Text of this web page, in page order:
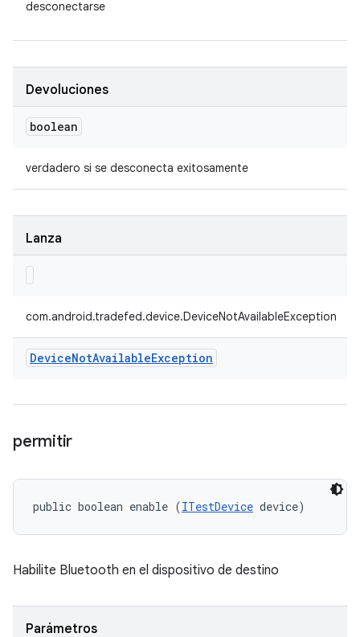
desconectarse
Devoluciones
boolean
verdadero si se desconecta exitosamente
Lanza
com.android.tradefed.device.DeviceNotAvailableException
DeviceNotAvailableException
permitir
public boolean enable (ITestDevice device)
Habilite Bluetooth en el dispositivo de destino
Parámetros